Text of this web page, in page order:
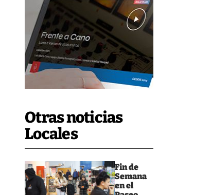
Otras noticias
Locales
Fin de
Semana
en el